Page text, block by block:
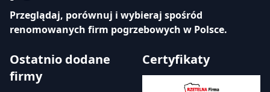
Przeglądaj, porównuj i wybieraj spośród
renomowanych firm pogrzebowych w Polsce.
Ostatnio dodane
firmy
Certyfikaty